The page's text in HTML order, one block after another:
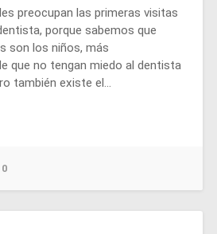
preocupan las primeras visitas
porque sabemos que
son los niños, más
que no tengan miedo al dentista
también existe el…
0